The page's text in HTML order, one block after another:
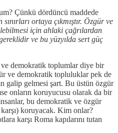
Çünkü dördüncü maddede
ortaya çıkmıştır. Özgür ve
için ahlaki çağrılardan
ve bu yüzyılda sert güç
demokratik toplumlar diye bir
ve demokratik topluluklar pek de
galip gelmesi şart. Bu üstün özgür
onların koruyucusu olarak da bir
bu demokratik ve özgür
koruyacak. Kim onlar?
karşı Roma kapılarını tutan